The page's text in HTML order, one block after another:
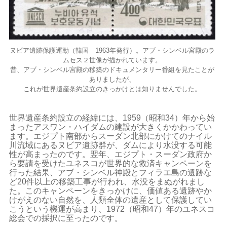
ヌビア遺跡保護運動（韓国 1963年発行）。 アブ・シンベル宮殿のラ
ムセス２世像が描かれています。
昔、アブ・シンベル宮殿の移築の ドキュメンタリー番組を 見たことが
ありましたが、
これが世界遺産条約設立のきっかけとは知りませんでした。
世界遺産条約設立の経緯には、1959（昭和34）年から始
まったアスワン・ハイダムの建設が大きくかかわってい
ます。エジプト南部からスーダン北部にかけてのナイル
川流域にあるヌビア遺跡群が、ダムにより水没する可能
性が高まったのです。翌年、エジプト・スーダン政府か
ら要請を受けたユネスコが世界的な救済キャンペーンを
行った結果、アブ・シンベル神殿とフィラエ島の遺跡な
ど20件以上の移築工事が行われ、水没をまぬがれまし
た。このキャンペーンをきっかけに、価値ある遺跡やか
けがえのない自然を、人類全体の遺産として保護してい
こうという機運が高まり、1972（昭和47）年のユネスコ
総会での採択に至ったのです。